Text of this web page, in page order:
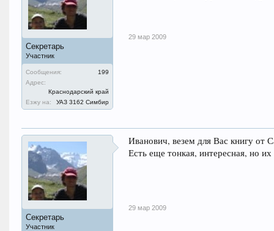
Секретарь
Участник
Сообщения:
199
Адрес:
Краснодарский край
Езжу на:
УАЗ 3162 Симбир
29 мар 2009
Секретарь
Участник
Иванович, везем для Вас книгу от
Есть еще тонкая, интересная, но
29 мар 2009